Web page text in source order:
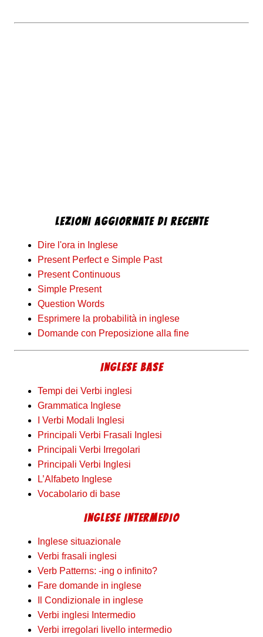
LEZIONI AGGIORNATE DI RECENTE
Dire l'ora in Inglese
Present Perfect e Simple Past
Present Continuous
Simple Present
Question Words
Esprimere la probabilità in inglese
Domande con Preposizione alla fine
INGLESE BASE
Tempi dei Verbi inglesi
Grammatica Inglese
I Verbi Modali Inglesi
Principali Verbi Frasali Inglesi
Principali Verbi Irregolari
Principali Verbi Inglesi
L’Alfabeto Inglese
Vocabolario di base
INGLESE INTERMEDIO
Inglese situazionale
Verbi frasali inglesi
Verb Patterns: -ing o infinito?
Fare domande in inglese
Il Condizionale in inglese
Verbi inglesi Intermedio
Verbi irregolari livello intermedio